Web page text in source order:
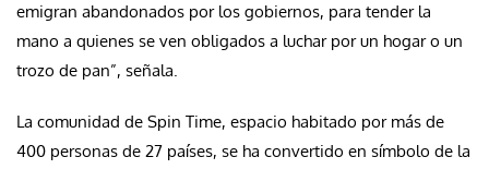
emigran abandonados por los gobiernos, para tender la
mano a quienes se ven obligados a luchar por un hogar o un
trozo de pan”, señala.
La comunidad de Spin Time, espacio habitado por más de
400 personas de 27 países, se ha convertido en símbolo de la